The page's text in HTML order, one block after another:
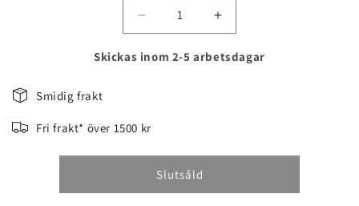
Minska
kvantitet
för
TUM
Öka
kvantitet
för
Skickas inom 2-5 arbetsdagar
Smidig frakt
Fri frakt* över 1500 kr
Slutsåld